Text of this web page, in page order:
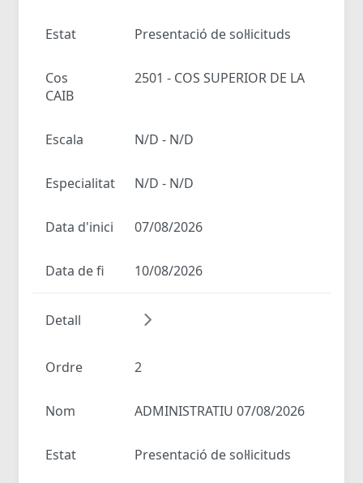
Estat Presentació de sol·licituds
Cos
2501 - COS SUPERIOR DE LA
CAIB
Escala N/D - N/D
Especialitat N/D - N/D
Data d'inici 07/08/2026
Data de fi 10/08/2026
Detall
Ordre 2
Nom ADMINISTRATIU 07/08/2026
Estat Presentació de sol·licituds